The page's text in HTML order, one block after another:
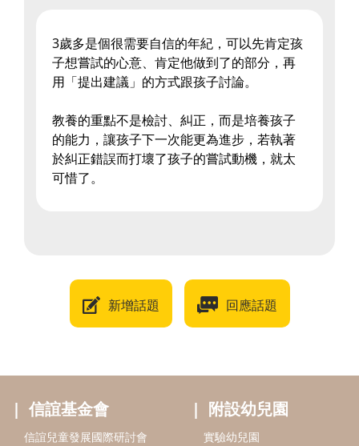
3歲多是個很需要自信的年紀，可以先肯定孩
子想嘗試的心意、肯定他做到了的部分，再
用「提出建議」的方式跟孩子討論。
教養的重點不是檢討、糾正，而是培養孩子
的能力，讓孩子下一次能更為進步，若執著
於糾正錯誤而打壞了孩子的嘗試動機，就太
可惜了。
新增話題 回應話題
信誼基金會
信誼兒童發展國際研討會
附設幼兒園
實驗幼兒園